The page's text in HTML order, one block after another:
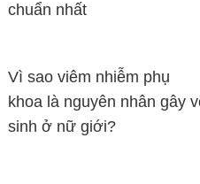
chuẩn nhất
Vì sao viêm nhiễm phụ
khoa là nguyên nhân gây
sinh ở nữ giới?